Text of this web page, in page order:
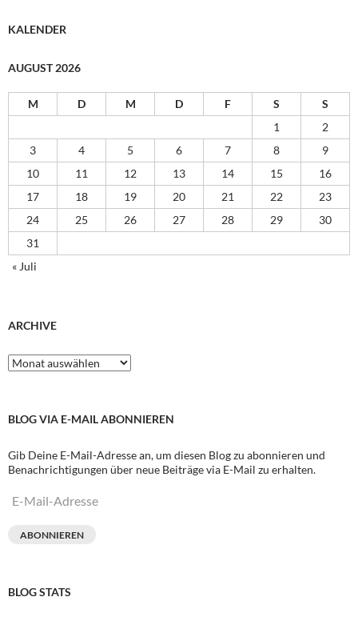
KALENDER
AUGUST 2026
M D M D F S
S
1
2
3
4 5 6 7 8
9
10
11 12 13 14 15
16
17
18 19 20 21 22
23
24
25 26 27 28 29
30
31
« Juli
ARCHIVE
Archive
BLOG VIA E-MAIL ABONNIEREN
Gib Deine E-Mail-Adresse an, um diesen Blog zu abonnieren und
Benachrichtigungen über neue Beiträge via E-Mail zu erhalten.
E-
ABONNIEREN
BLOG STATS